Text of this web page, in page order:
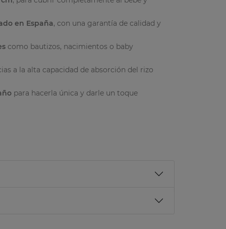
en España, con una garantía de calidad y
como bautizos, nacimientos o baby
a la alta capacidad de absorción del rizo
para hacerla única y darle un toque